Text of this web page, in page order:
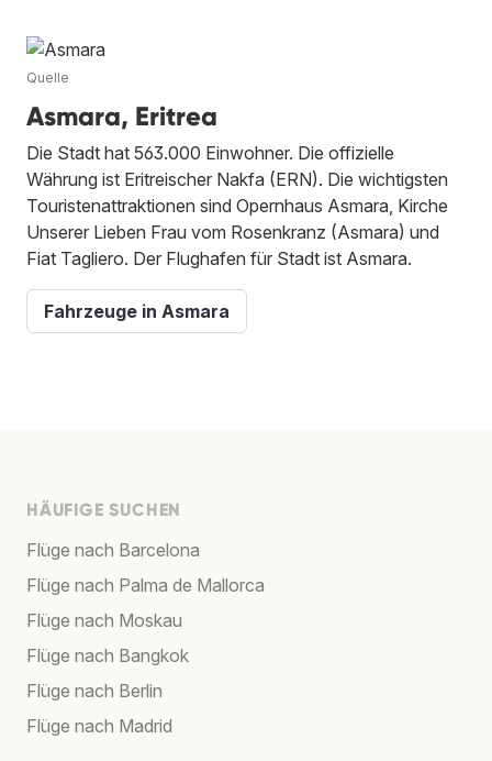
Quelle
Asmara, Eritrea
Die Stadt hat 563.000 Einwohner. Die offizielle
Währung ist Eritreischer Nakfa (ERN). Die wichtigsten
Touristenattraktionen sind Opernhaus Asmara, Kirche
Unserer Lieben Frau vom Rosenkranz (Asmara) und
Fiat Tagliero. Der Flughafen für Stadt ist Asmara.
Fahrzeuge in Asmara
HÄUFIGE SUCHEN
Flüge nach Barcelona
Flüge nach Palma de Mallorca
Flüge nach Moskau
Flüge nach Bangkok
Flüge nach Berlin
Flüge nach Madrid